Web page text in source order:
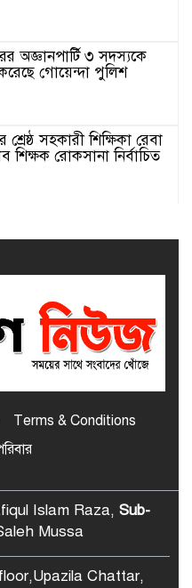
অজ্ঞানপার্টি ৩ সদস্যকে
গোয়েন্দা পুলিশ
শ্রেষ্ঠ সহকারী শিক্ষিকা রেবা
শিক্ষক রোকসানা নির্বাচিত
জেলার শ্রেষ্ঠ প্রধান শিক্ষক
হলেন শিবচরের ইদ্রিশ আলী
হলো “শিবচর পোস্ট
ছাই ঘরবাড়ি ও
জন্য বিনামূল্যে বাস
করে দিলেন ছাত্রদল নেতা
Terms & Conditions
Islam Raza, Sub-
Mussa
Chattar,